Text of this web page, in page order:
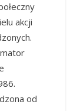
akcji
od